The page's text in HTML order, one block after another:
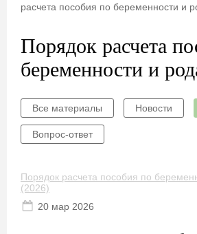
расчета пособия по беременности и
Порядок расчета
беременности и
Все материалы Новости
Вопрос-ответ
Порядок расчета пособия по
(2026)
20 мaр 2026